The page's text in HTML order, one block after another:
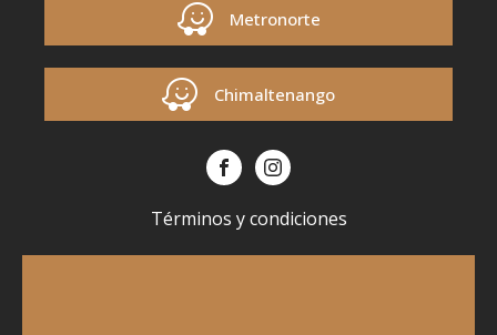
Metronorte
Chimaltenango
Términos y condiciones